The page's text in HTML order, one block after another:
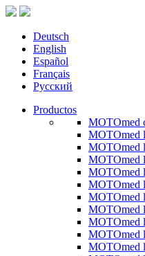
Deutsch
English
Español
Français
Русский
Productos
MOTOmed
MOTOmed
MOTOmed
MOTOmed
MOTOmed
MOTOmed
MOTOmed
MOTOmed
MOTOmed
MOTOmed
MOTOmed